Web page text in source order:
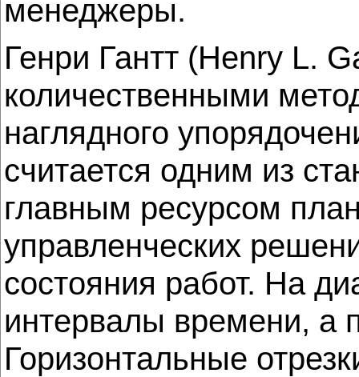
менеджеры.
Генри Гантт (Henry L.
количественными
наглядного
считается одним из
главным ресурсом
управленческих
состояния работ. На
интервалы времени, а
Горизонтальные